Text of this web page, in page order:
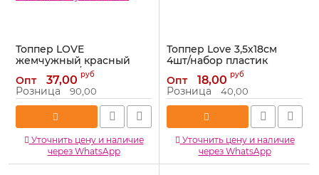
Топпер LOVE
жемчужный красный
12х18см 4шт/уп 9803708
Артикул: 9803708
Опт 37,00 руб
Розница 90,00
Уточнить цену и наличие
через WhatsApp
Топпер Love 3,5х18см
4шт/набор пластик
Артикул: 10092458
Опт 18,00 руб
Розница 40,00
Уточнить цену и наличие
через WhatsApp